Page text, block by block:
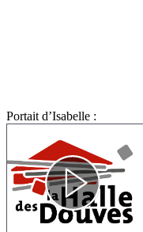
Portait d’Isabelle :